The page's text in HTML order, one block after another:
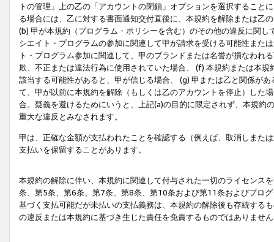
トの管理」上の乙の「アカウントの閉鎖」オプションを選択するこ
る場合には、乙に対する書面通知交付直後に、本規約を解除または乙
(b) 甲が本規約（プログラム・ポリシーを含む）のその他の違反に関
シエイト・プログラムの参加に関連して甲が請求を受ける可能性また
ト・プログラム参加に関連して、甲のブランドまたは名誉が損なわれ
欺、不正または違法行為に使用されていた場合、 (f) 本規約または本
該当する可能性があると、甲が信じる場合、 (g) 甲または乙と関係が
て、甲が以前に本規約を解除（もしくは乙のアカウントを停止）した
合。疑義を避けるためにいうと、上記(a)の目的に限定されず、本規
重大な違反とみなされます。
甲は、正確な金額が支払われたことを確認する（例えば、取消しまた
支払いを保留することがあります。
本規約の解除に伴い、本規約に関連して付与された一切のライセンス
条、第5条、第6条、第7条、第8条、第10条および第11条およびプロ
基づく支払可能だが未払いの支払義務は、本規約の解除後も存続する
の違反または本規約に基づき生じた責任を免責するものではありませ